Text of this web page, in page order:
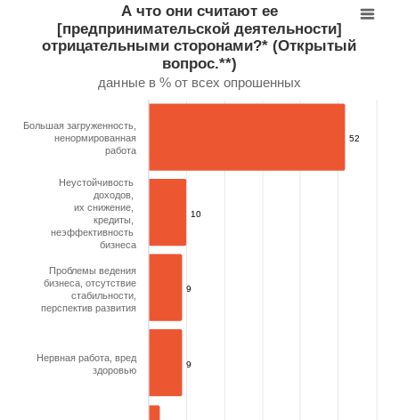
данные в % от всех опрошенных
* Представлены пять самых частых ответов.
** При ответе на открытый вопрос респонденту
View as data table, А что они считают ее
The chart has 1 Y axis displaying values. Range: 0 to 60.
А что они считают ее
[предпринимательской деятельности]
отрицательными сторонами?* (Открытый
вопрос.**)
данные в % от всех опрошенных
52
52
10
10
9
9
9
9
Большая загруженность,
ненормированная
работа
Неустойчивость
доходов,
их снижение,
кредиты,
неэффективность
бизнеса
Проблемы ведения
бизнеса, отсутствие
стабильности,
перспектив развития
Нервная работа, вред
здоровью